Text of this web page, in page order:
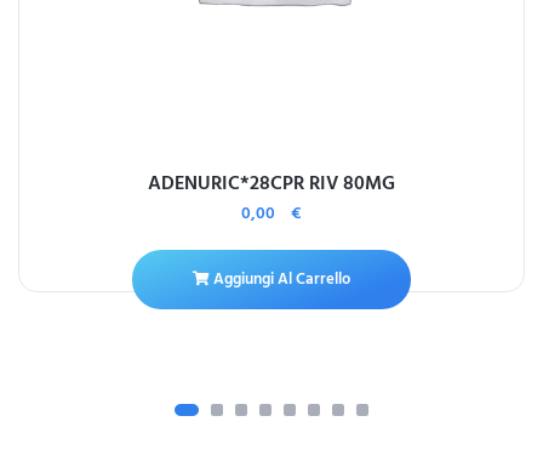
ADENURIC*28CPR RIV 80MG
0,00 €
Aggiungi Al Carrello